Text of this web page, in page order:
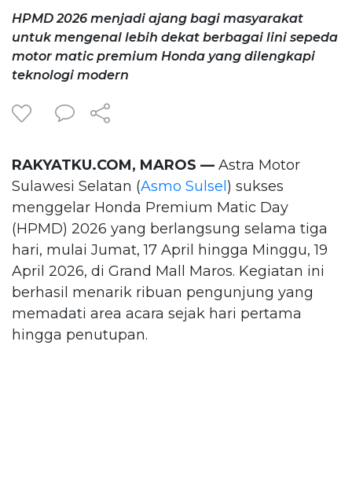
HPMD 2026 menjadi ajang bagi masyarakat
untuk mengenal lebih dekat berbagai lini sepeda
motor matic premium Honda yang dilengkapi
teknologi modern
RAKYATKU.COM, MAROS — Astra Motor
Sulawesi Selatan (Asmo Sulsel ) sukses
menggelar Honda Premium Matic Day
(HPMD) 2026 yang berlangsung selama tiga
hari, mulai Jumat, 17 April hingga Minggu, 19
April 2026, di Grand Mall Maros. Kegiatan ini
berhasil menarik ribuan pengunjung yang
memadati area acara sejak hari pertama
hingga penutupan.